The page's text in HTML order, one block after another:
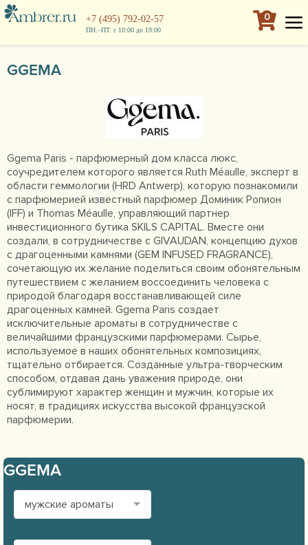
+7 (495) 792-02-57
ПН.–ПТ. с 10:00 до 19:00
0
GGEMA
Ggema Paris - парфюмерный дом класса люкс,
соучредителем которого является Ruth Méaulle, эксперт в
области геммологии (HRD Antwerp), которую познакомили
с парфюмерией известный парфюмер Доминик Ропион
(IFF) и Thomas Méaulle, управляющий партнер
инвестиционного бутика SKILS CAPITAL. Вместе они
создали, в сотрудничестве с GIVAUDAN, концепцию духов
с драгоценными камнями (GEM INFUSED FRAGRANCE),
сочетающую их желание поделиться своим обонятельным
путешествием с желанием воссоединить человека с
природой благодаря восстанавливающей силе
драгоценных камней. Ggema Paris создает
исключительные ароматы в сотрудничестве с
величайшими французскими парфюмерами. Сырье,
используемое в наших обонятельных композициях,
тщательно отбирается. Созданные ультра-творческим
способом, отдавая дань уважения природе, они
сублимируют характер женщин и мужчин, которые их
носят, в традициях искусства высокой французской
парфюмерии.
GGEMA
мужские ароматы